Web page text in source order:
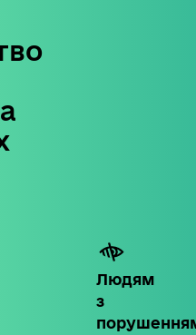
Людям
з